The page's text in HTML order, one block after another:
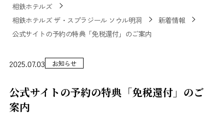
相鉄ホテルズ
相鉄ホテルズ ザ・スプラジール ソウル明洞
新着情報
公式サイトの予約の特典「免税還付」のご案内
2025.07.03 お知らせ
公式サイトの予約の特典「免税還付」のご
案内